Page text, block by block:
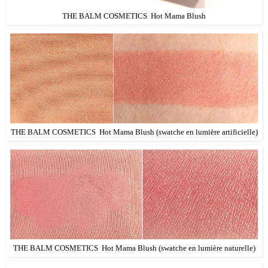
THE BALM COSMETICS Hot Mama Blush
THE BALM COSMETICS Hot Mama Blush (swatche en lumière artificielle)
THE BALM COSMETICS Hot Mama Blush (swatche en lumière naturelle)